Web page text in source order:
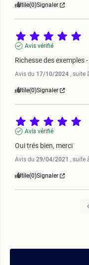
Utile(0)Signaler
Avis vérifié
Richesse des exemples
Avis du 17/10/2024 , suite
Utile(0)Signaler
Avis vérifié
Oui trés bien, merci
Avis du 29/04/2021 , suite
Utile(0)Signaler